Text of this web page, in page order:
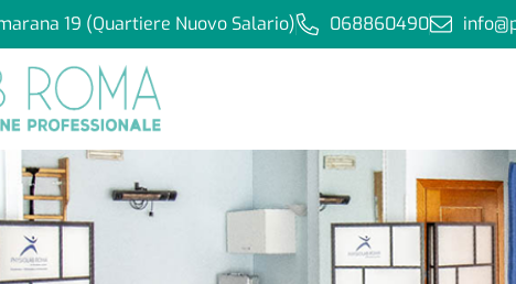
19 (Quartiere Nuovo Salario) 068860490